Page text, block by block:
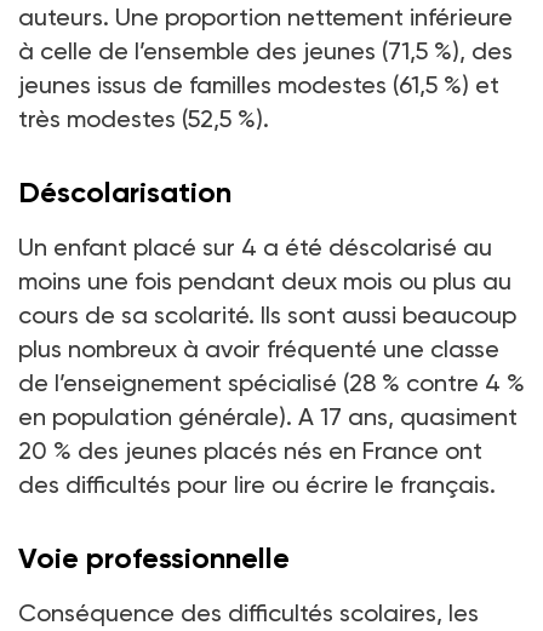
auteurs. Une proportion nettement inférieure
à celle de l’ensemble des jeunes (71,5 %), des
jeunes issus de familles modestes (61,5 %) et
très modestes (52,5 %).
Déscolarisation
Un enfant placé sur 4 a été déscolarisé au
moins une fois pendant deux mois ou plus au
cours de sa scolarité. Ils sont aussi beaucoup
plus nombreux à avoir fréquenté une classe
de l’enseignement spécialisé (28 % contre 4 %
en population générale). A 17 ans, quasiment
20 % des jeunes placés nés en France ont
des difficultés pour lire ou écrire le français.
Voie professionnelle
Conséquence des difficultés scolaires, les